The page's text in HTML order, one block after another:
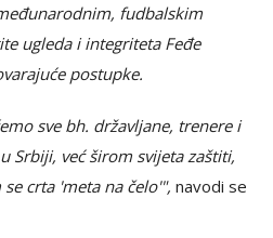
fudbalskim
ugleda i integriteta Feđe
postupke.
sve bh. državljane, trenere i
Srbiji, već širom svijeta zaštiti,
crta 'meta na čelo'", navodi se